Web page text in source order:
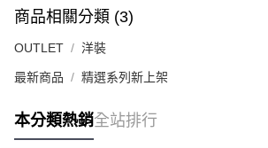
商品相關分類 (3)
OUTLET 洋裝
最新商品 精選系列新上架
本分類熱銷全站排行